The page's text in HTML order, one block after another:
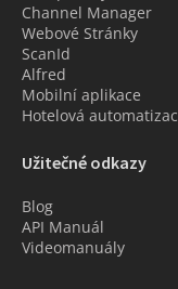
Channel Manager
Webové Stránky
ScanId
Alfred
Mobilní aplikace
Hotelová
Užitečné odkazy
Blog
API Manuál
Videomanuály